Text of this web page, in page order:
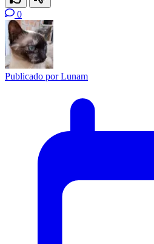
0
Publicado porLunam